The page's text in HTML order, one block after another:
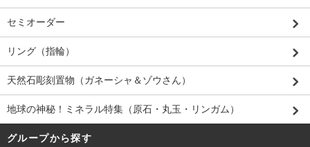
セミオーダー
リング（指輪）
天然石彫刻置物（ガネーシャ＆ゾウさん）
地球の神秘！ミネラル特集（原石・丸玉・リンガム）
グループから探す